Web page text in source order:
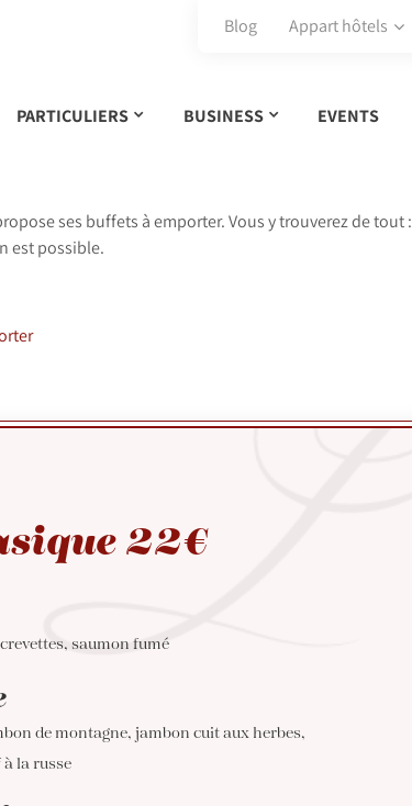
Blog Appart hôtels
PARTICULIERS BUSINESS EVENTS
ses buffets à emporter. Vous y trouverez de
est possible.
22€
saumon fumé
de montagne, jambon cuit aux herbes,
la russe